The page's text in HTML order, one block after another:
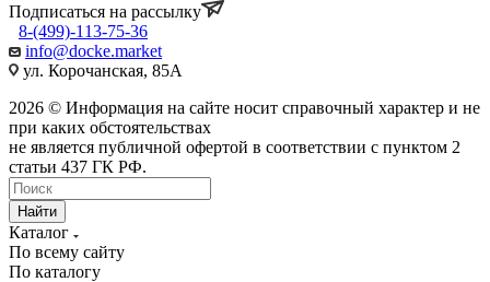
Подписаться на рассылку
8-(499)-113-75-36
info@docke.market
ул. Корочанская, 85А
2026 © Информация на сайте носит справочный характер и не
при каких обстоятельствах
не является публичной офертой в соответствии с пунктом 2
статьи 437 ГК РФ.
Найти
Каталог
По всему сайту
По каталогу